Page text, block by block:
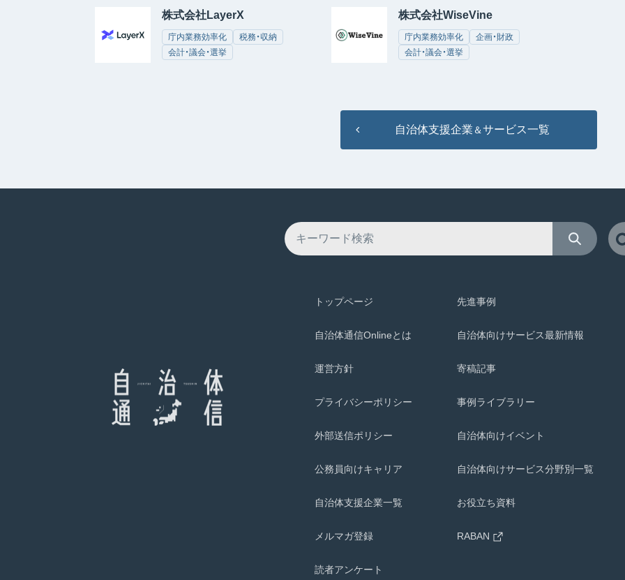
株式会社LayerX
庁内業務効率化
税務・収納
会計・議会・選挙
株式会社WiseVine
庁内業務効率化
企画・財政
会計・議会・選挙
自治体支援企業 ＆サービス一覧
トップページ
自治体通信Onlineとは
運営方針
プライバシーポリシー
外部送信ポリシー
公務員向けキャリア
自治体支援企業一覧
メルマガ登録
読者アンケート
先進事例
自治体向けサービス最新情報
寄稿記事
事例ライブラリー
自治体向けイベント
自治体向けサービス分野別一覧
お役立ち資料
RABAN